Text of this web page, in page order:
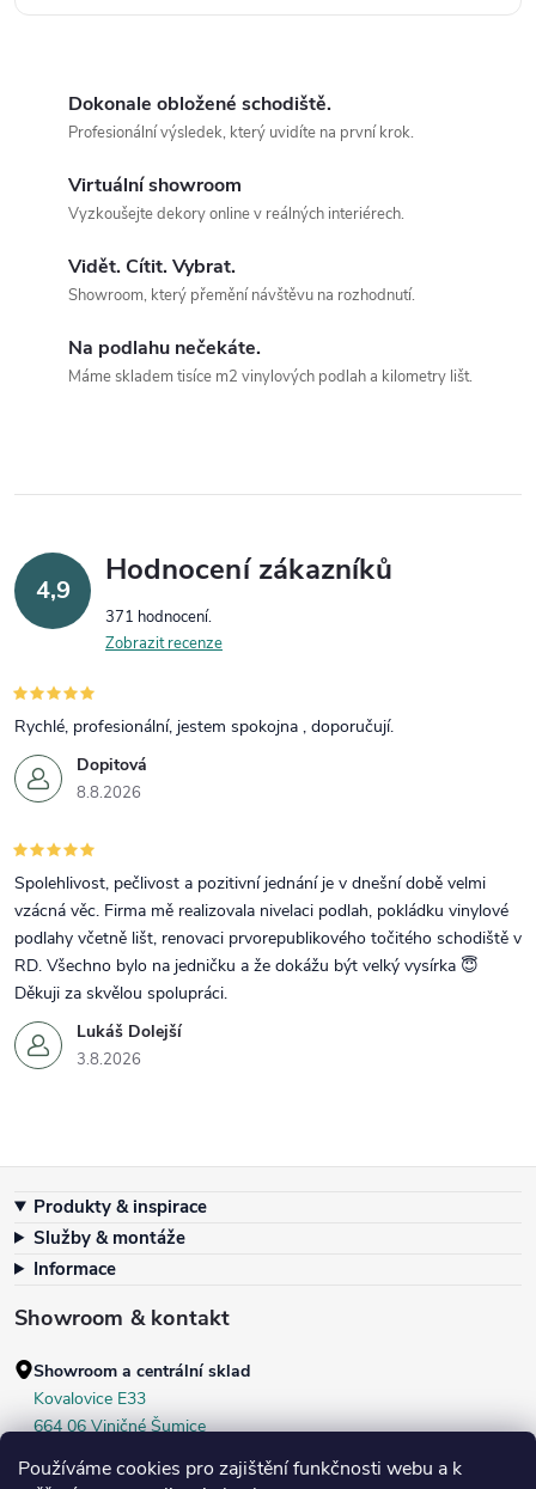
Používáme cookies pro zajištění funkčnosti webu a k
Dokonale obložené schodiště.
Profesionální výsledek, který uvidíte na první krok.
Virtuální showroom
Vyzkoušejte dekory online v reálných interiérech.
Vidět. Cítit. Vybrat.
Showroom, který přemění návštěvu na rozhodnutí.
Na podlahu nečekáte.
Máme skladem tisíce m2 vinylových podlah a kilometry lišt.
4,9
Hodnocení zákazníků
371 hodnocení
Zobrazit recenze
Dopitová
8.8.2026
Rychlé, profesionální, jestem spokojna , doporučují.
Lukáš Dolejší
3.8.2026
Spolehlivost, pečlivost a pozitivní jednání je v dnešní době velmi
vzácná věc. Firma mě realizovala nivelaci podlah, pokládku vinylové
podlahy včetně lišt, renovaci prvorepublikového točitého schodiště v
RD. Všechno bylo na jedničku a že dokážu být velký vysírka 😇
Děkuji za skvělou spolupráci.
Produkty & inspirace
Služby & montáže
Informace
Showroom & kontakt
Showroom a centrální sklad
Kovalovice E33
664 06 Viničné Šumice